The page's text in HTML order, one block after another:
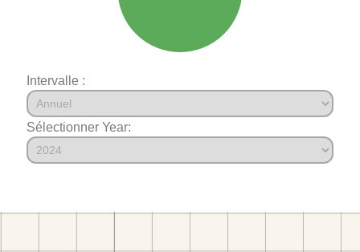
Intervalle :
Sélectionner Year: